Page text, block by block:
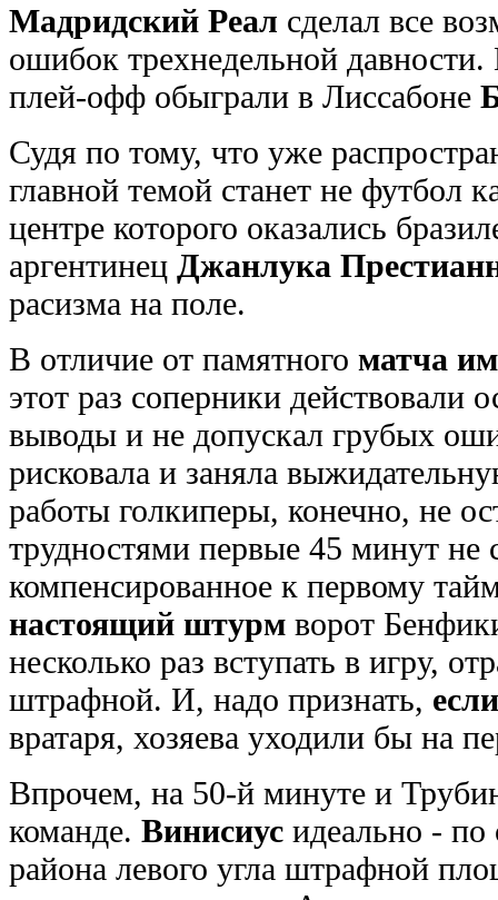
Мадридский Реал сделал все
ошибок трехнедельной
плей-офф обыграли в Лиссабоне
Судя по тому, что уже
главной темой станет не футбол
центре которого оказались
аргентинец Джанлука
расизма на поле.
В отличие от памятного матча
этот раз соперники действовали
выводы и не допускал грубых
рисковала и заняла
работы голкиперы, конечно, не
трудностями первые 45 минут не
компенсированное к первому
настоящий штурм ворот
несколько раз вступать в игру,
штрафной. И, надо признать,
вратаря, хозяева уходили бы на
Впрочем, на 50-й минуте и
команде. Винисиус идеально - по
района левого угла штрафной